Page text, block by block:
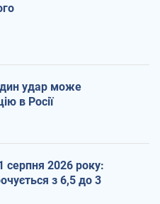
удар може
в Росії
серпня 2026 року:
з 6,5 до 3